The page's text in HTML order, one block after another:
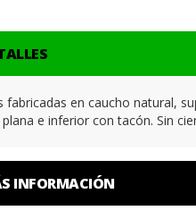
fabricadas en caucho natural,
e inferior con tacón. Sin
INFORMACIÓN